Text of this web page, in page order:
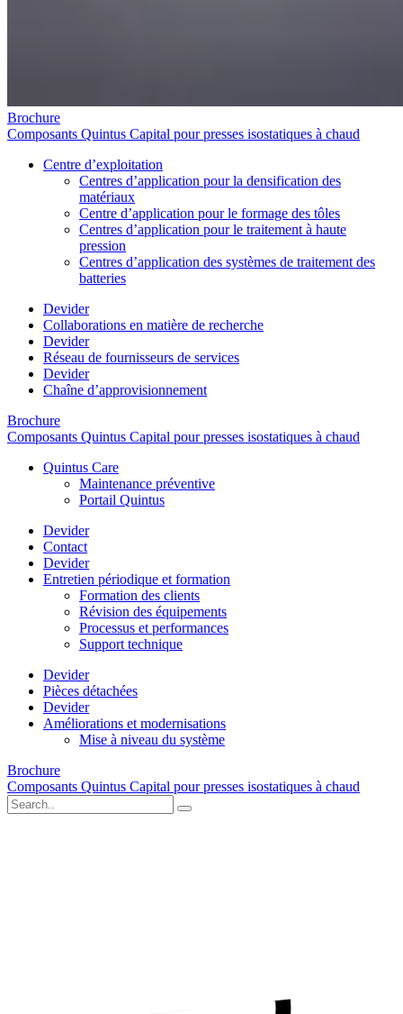
Brochure
Composants Quintus Capital pour presses isostatiques à chaud
Centre d’exploitation
Centres d’application pour la densification des
matériaux
Centre d’application pour le formage des tôles
Centres d’application pour le traitement à haute
pression
Centres d’application des systèmes de traitement des
batteries
Devider
Collaborations en matière de recherche
Devider
Réseau de fournisseurs de services
Devider
Chaîne d’approvisionnement
Brochure
Composants Quintus Capital pour presses isostatiques à chaud
Quintus Care
Maintenance préventive
Portail Quintus
Devider
Contact
Devider
Entretien périodique et formation
Formation des clients
Révision des équipements
Processus et performances
Support technique
Devider
Pièces détachées
Devider
Améliorations et modernisations
Mise à niveau du système
Brochure
Composants Quintus Capital pour presses isostatiques à chaud